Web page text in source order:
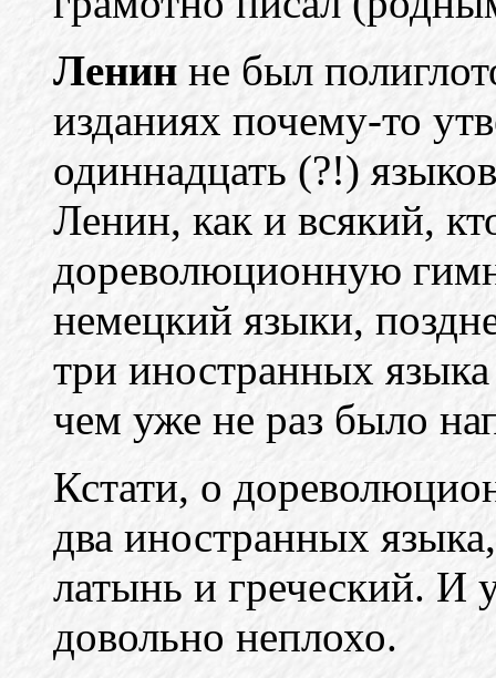
Ленин не был
изданиях почему-то
одиннадцать (?!)
Ленин, как и всякий,
дореволюционную
немецкий языки,
три иностранных
чем уже не раз было
Кстати, о
два иностранных
латынь и греческий. И
довольно неплохо.